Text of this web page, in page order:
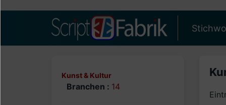
Kunst & Kultur
Branchen : 14